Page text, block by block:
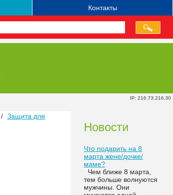
IP: 216.73.216.30
Контакты
/ Защита для
Новости
Что подарить на 8
марта жене/дочке/
маме?
Чем ближе 8 марта,
тем больше волнуются
мужчины. Они